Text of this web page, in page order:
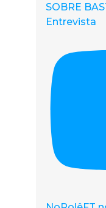
SOBRE
Entrevista